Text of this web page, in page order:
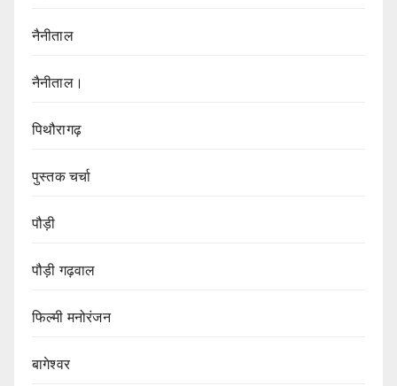
नैनीताल
नैनीताल।
पिथौरागढ़
पुस्तक चर्चा
पौड़ी
पौड़ी गढ़वाल
फिल्मी मनोरंजन
बागेश्वर